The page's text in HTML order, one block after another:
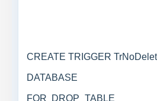
CREATE TRIGGER
DATABASE